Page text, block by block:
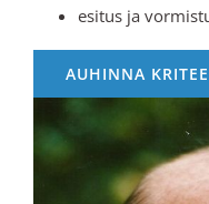
esitus ja
AUHINNA